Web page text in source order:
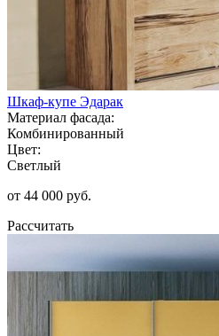
Шкаф-купе Эдарак
Материал фасада:
Комбинированный
Цвет:
Светлый
от 44 000 руб.
Рассчитать